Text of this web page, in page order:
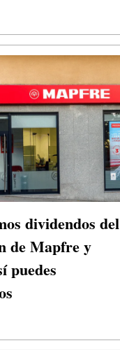
dividendos del
de Mapfre y
puedes